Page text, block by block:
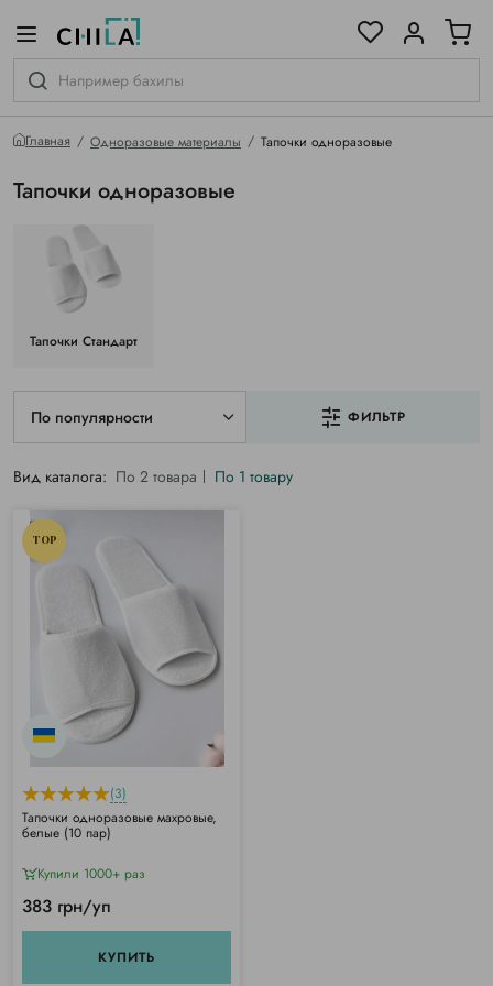
Главная Одноразовые материалы Тапочки одноразовые
Тапочки одноразовые
Тапочки Стандарт
По популярности ФИЛЬТР
Вид каталога: По 2 товара По 1 товару
TOP
(3)
Тапочки одноразовые махровые,
белые (10 пар)
Купили 1000+ раз
383 грн/уп
КУПИТЬ
гамме